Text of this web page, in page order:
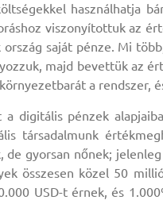
használhatja
viszonyítottuk az
saját pénze. Mi
majd bevettük az
a rendszer,
digitális pénzek
társadalmunk
de gyorsan nőnek;
összesen közel 50
USD-t érnek, és